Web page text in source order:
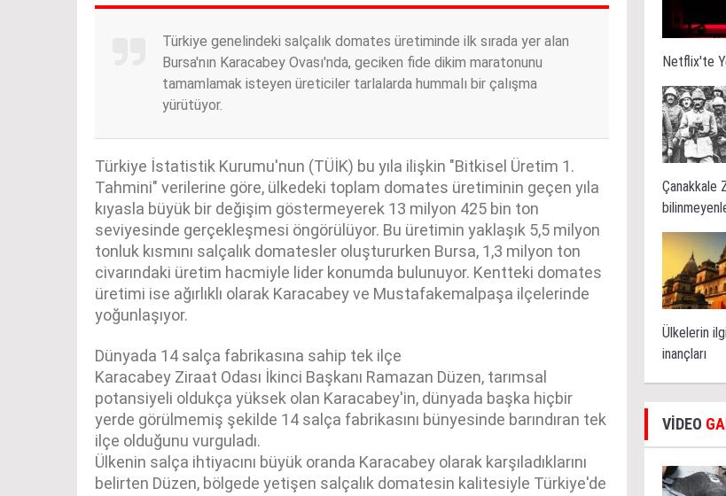
Türkiye genelindeki salçalık domates üretiminde ilk sırada yer alan
Bursa'nın Karacabey Ovası'nda, geciken fide dikim maratonunu
tamamlamak isteyen üreticiler tarlalarda hummalı bir çalışma
yürütüyor.
Türkiye İstatistik Kurumu'nun (TÜİK) bu yıla ilişkin "Bitkisel Üretim 1.
Tahmini" verilerine göre, ülkedeki toplam domates üretiminin geçen yıla
kıyasla büyük bir değişim göstermeyerek 13 milyon 425 bin ton
seviyesinde gerçekleşmesi öngörülüyor. Bu üretimin yaklaşık 5,5 milyon
tonluk kısmını salçalık domatesler oluştururken Bursa, 1,3 milyon ton
civarındaki üretim hacmiyle lider konumda bulunuyor. Kentteki domates
üretimi ise ağırlıklı olarak Karacabey ve Mustafakemalpaşa ilçelerinde
yoğunlaşıyor.
Dünyada 14 salça fabrikasına sahip tek ilçe
Karacabey Ziraat Odası İkinci Başkanı Ramazan Düzen, tarımsal
potansiyeli oldukça yüksek olan Karacabey'in, dünyada başka hiçbir
yerde görülmemiş şekilde 14 salça fabrikasını bünyesinde barındıran tek
ilçe olduğunu vurguladı.
Ülkenin salça ihtiyacını büyük oranda Karacabey olarak karşıladıklarını
belirten Düzen, bölgede yetişen salçalık domatesin kalitesiyle Türkiye'de
Netflix'te
Çanakkale
Ülkelerin
inançları
VİDEO